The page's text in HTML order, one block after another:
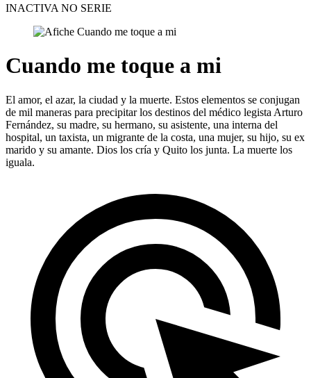
INACTIVA NO SERIE
Cuando me toque a mi
El amor, el azar, la ciudad y la muerte. Estos elementos se conjugan
de mil maneras para precipitar los destinos del médico legista Arturo
Fernández, su madre, su hermano, su asistente, una interna del
hospital, un taxista, un migrante de la costa, una mujer, su hijo, su ex
marido y su amante. Dios los cría y Quito los junta. La muerte los
iguala.